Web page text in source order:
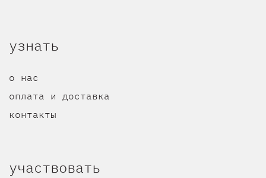
узнать
о нас
оплата и доставка
контакты
участвовать